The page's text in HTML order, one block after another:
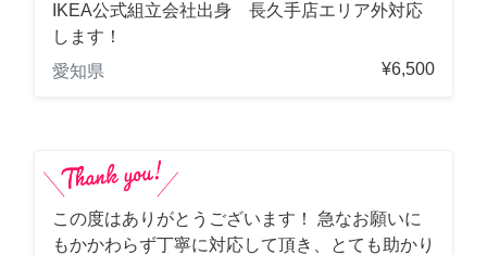
IKEA公式組立会社出身 長久手店エリア外対応
します！
愛知県
¥6,500
この度はありがとうございます！ 急なお願いに
もかかわらず丁寧に対応して頂き、とても助かり